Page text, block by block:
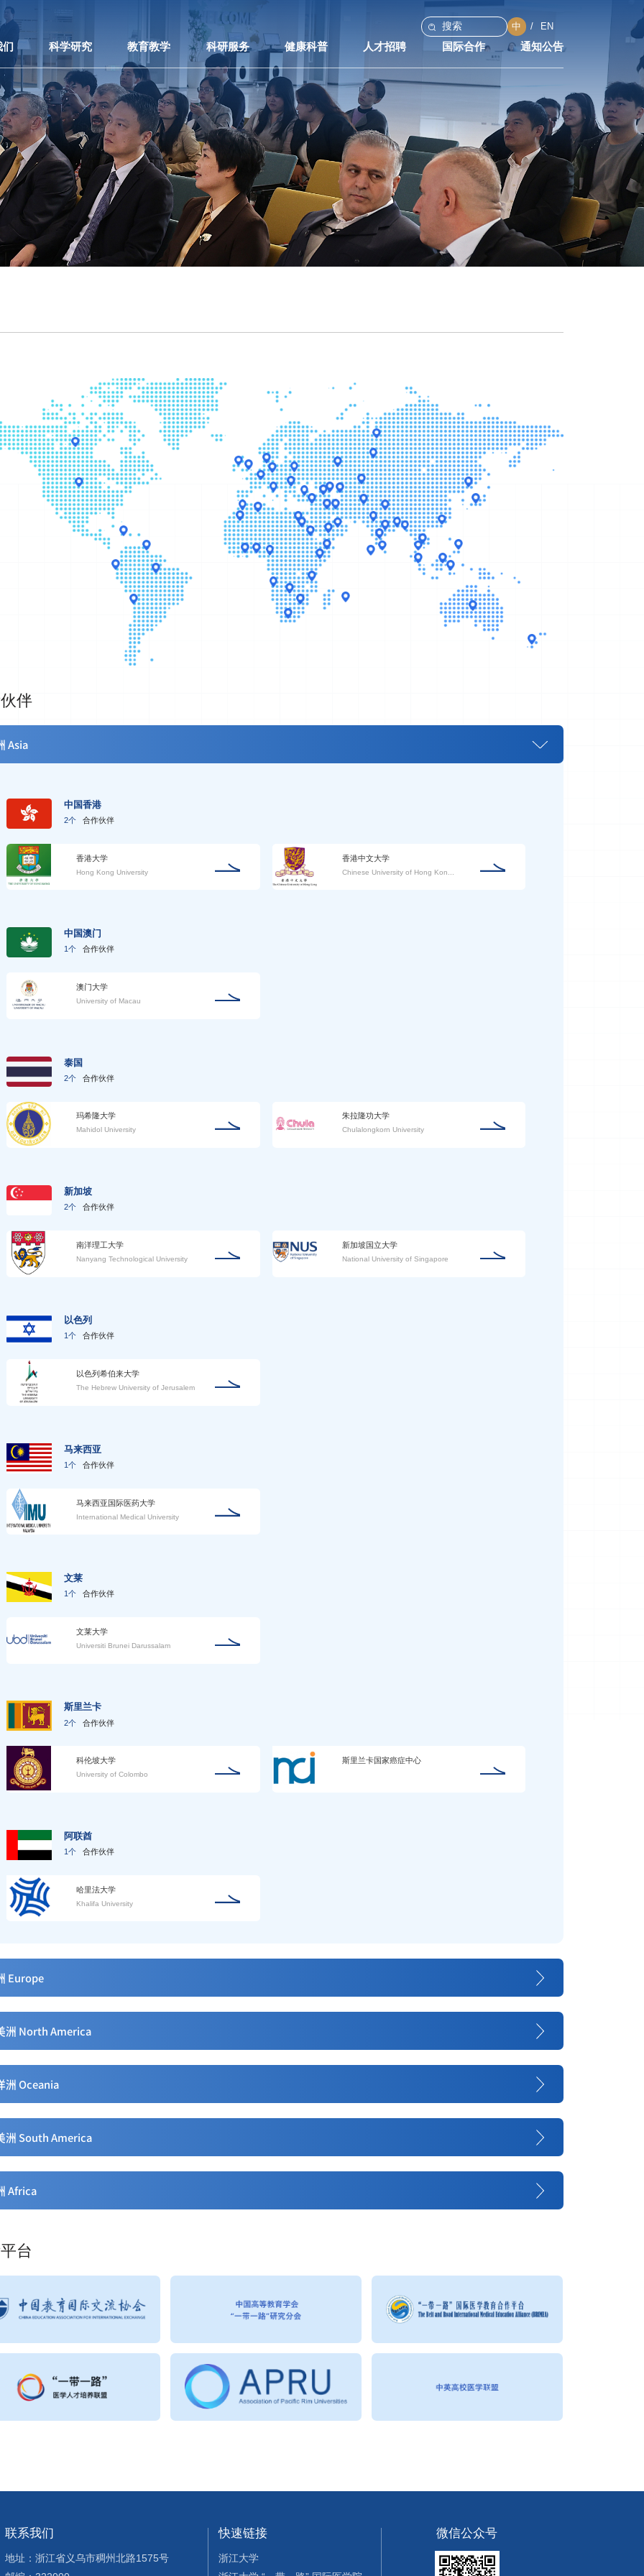
中 EN
们 科学研究 教育教学 科研服务 健康科普 人才招聘 国际合作 通知公告
伴
Asia
中国香港
2个 合作伙伴
香港大学
Hong Kong University
香港中文大学
Chinese University of Hong Kon...
中国澳门
1个 合作伙伴
澳门大学
University of Macau
泰国
2个 合作伙伴
玛希隆大学
Mahidol University
朱拉隆功大学
Chulalongkorn University
新加坡
2个 合作伙伴
南洋理工大学
Nanyang Technological University
新加坡国立大学
National University of Singapore
以色列
1个 合作伙伴
以色列希伯来大学
The Hebrew University of Jerusalem
马来西亚
1个 合作伙伴
马来西亚国际医药大学
International Medical University
文莱
1个 合作伙伴
文莱大学
Universiti Brunei Darussalam
斯里兰卡
2个 合作伙伴
科伦坡大学
University of Colombo
斯里兰卡国家癌症中心
阿联酋
1个 合作伙伴
哈里法大学
Khalifa University
Europe
洲 North America
洲 Oceania
洲 South America
Africa
台
联系我们
地址：浙江省义乌市稠州北路1575号
快速链接
浙江大学
微信公众号